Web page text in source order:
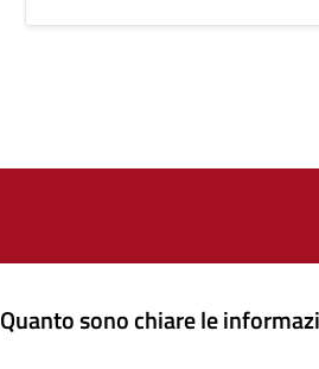
Quanto sono chiare le